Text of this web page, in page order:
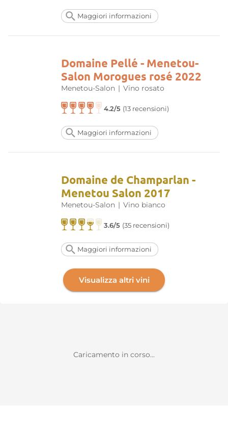
Maggiori informazioni
Domaine Pellé - Menetou-
Salon Morogues rosé 2022
Menetou-Salon | Vino rosato
4.2/5 (13 recensioni)
Maggiori informazioni
Domaine de Champarlan -
Menetou Salon 2017
Menetou-Salon | Vino bianco
3.6/5 (35 recensioni)
Maggiori informazioni
Visualizza altri vini
Caricamento in corso...